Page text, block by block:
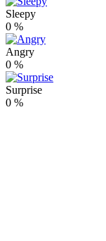
Sleepy
0 %
Angry
0 %
Surprise
0 %